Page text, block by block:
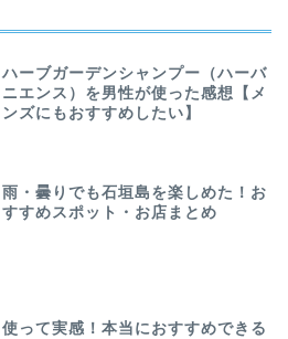
ハーブガーデンシャンプー（ハーバ
ニエンス）を男性が使った感想【メ
ンズにもおすすめしたい】
雨・曇りでも石垣島を楽しめた！お
すすめスポット・お店まとめ
使って実感！本当におすすめできる